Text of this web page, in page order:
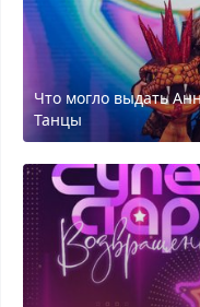
Что могло выдать
Танцы